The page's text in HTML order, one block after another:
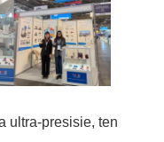
ultra-presisie, ten